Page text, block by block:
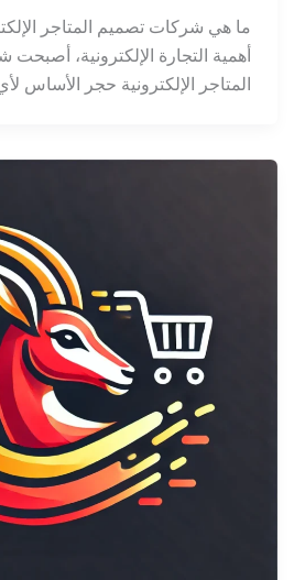
ما هي شركات تصميم المتاجر
أهمية التجارة الإلكترونية، أصبحت
المتاجر الإلكترونية حجر الأساس لأي